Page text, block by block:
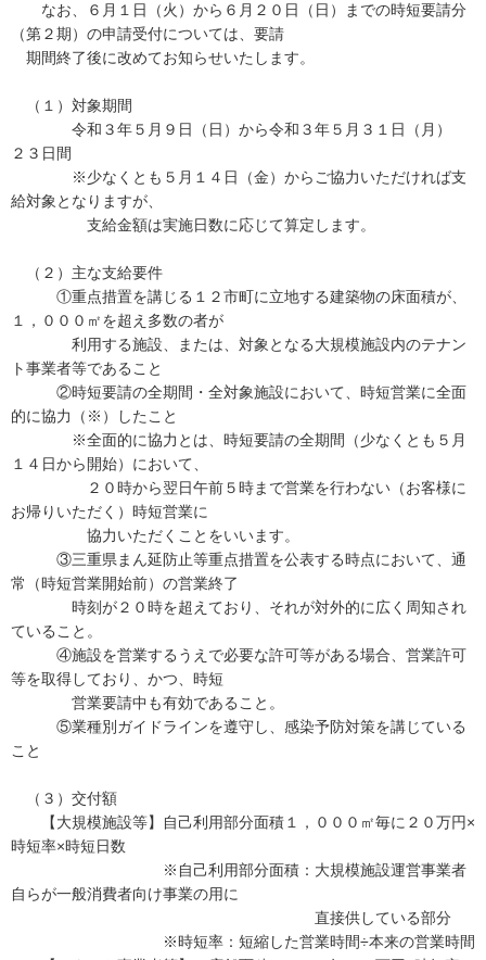
なお、６月１日（火）から６月２０日（日）までの時短要請分
（第２期）の申請受付については、要請
期間終了後に改めてお知らせいたします。
（１）対象期間
令和３年５月９日（日）から令和３年５月３１日（月）
２３日間
※少なくとも５月１４日（金）からご協力いただければ支
給対象となりますが、
支給金額は実施日数に応じて算定します。
（２）主な支給要件
①重点措置を講じる１２市町に立地する建築物の床面積が、
１，０００㎡を超え多数の者が
利用する施設、または、対象となる大規模施設内のテナン
ト事業者等であること
②時短要請の全期間・全対象施設において、時短営業に全面
的に協力（※）したこと
※全面的に協力とは、時短要請の全期間（少なくとも５月
１４日から開始）において、
２０時から翌日午前５時まで営業を行わない（お客様に
お帰りいただく）時短営業に
協力いただくことをいいます。
③三重県まん延防止等重点措置を公表する時点において、通
常（時短営業開始前）の営業終了
時刻が２０時を超えており、それが対外的に広く周知され
ていること。
④施設を営業するうえで必要な許可等がある場合、営業許可
等を取得しており、かつ、時短
営業要請中も有効であること。
⑤業種別ガイドラインを遵守し、感染予防対策を講じている
こと
（３）交付額
【大規模施設等】自己利用部分面積１，０００㎡毎に２０万円×
時短率×時短日数
※自己利用部分面積：大規模施設運営事業者
自らが一般消費者向け事業の用に
直接供している部分
※時短率：短縮した営業時間÷本来の営業時間